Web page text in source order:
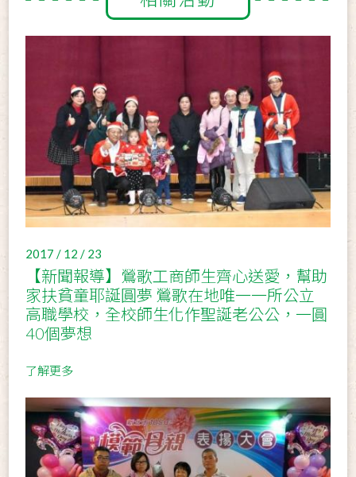
2017 / 12 / 23
【新聞報導】鶯歌工商師生齊心送愛，幫助
家扶貧童耶誕圓夢 鶯歌在地唯一一所公立
高職學校，全校師生化作聖誕老公公，一圓
40個夢想
了解更多